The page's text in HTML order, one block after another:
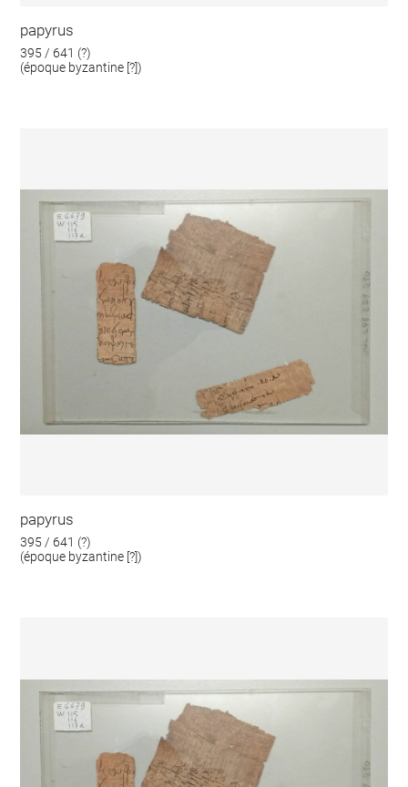
papyrus
395 / 641 (?)
(époque byzantine [?])
papyrus
395 / 641 (?)
(époque byzantine [?])